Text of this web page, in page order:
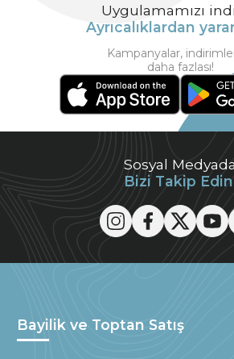
Sosyal Medyada
Bizi Takip
Uygulamamızı
Ayrıcalıklardan
Kampanyalar,
daha fazlası!
Bayilik ve Toptan Satış